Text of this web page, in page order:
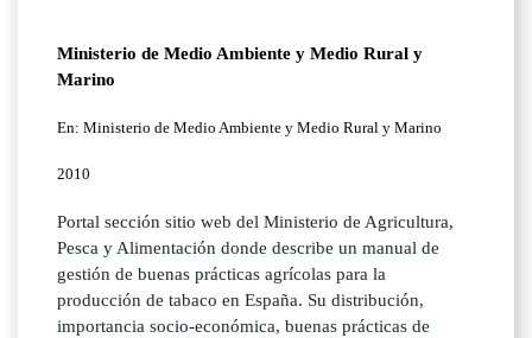
Ministerio de Medio Ambiente y Medio Rural y
Marino
En: Ministerio de Medio Ambiente y Medio Rural y Marino
2010
Portal sección sitio web del Ministerio de Agricultura,
Pesca y Alimentación donde describe un manual de
gestión de buenas prácticas agrícolas para la
producción de tabaco en España. Su distribución,
importancia socio-económica, buenas prácticas de